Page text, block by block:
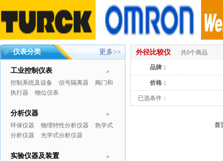
仪表分类 更多>>
>
工业控制仪表
控制系统及设备 信号隔离器
阀门和
执行器
物位仪表
>
分析仪器
环保仪器 物理特性分析仪器
热学式
分析仪器
光学式分析仪器
>
实验仪器及装置
外径比较仪 共0个商品
品牌：
价格：
已选条件：
首